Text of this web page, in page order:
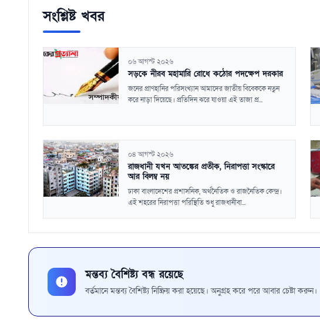
সংশ্লিষ্ট খবর
০৬ আগস্ট ২০২৬
সড়কে নীরব মহামারি রোধে কঠোর পদক্ষেপ দরকার
জনের প্রাণহানির পরিসংখ্যান আমাদের জাতীয় বিবেককে নতুন
করে নাড়া দিয়েছে। প্রতিদিন ঝরে যাওয়া এই তাজা প্র...
০৪ আগস্ট ২০২৬
রাজধানী যখন আতঙ্কের প্রতীক, নিরাপত্তা সংস্কারে
আর বিলম্ব নয়
ঢাকা বাংলাদেশের প্রশাসনিক, অর্থনৈতিক ও রাজনৈতিক কেন্দ্র।
এই শহরের নিরাপত্তা পরিস্থিতি শুধু রাজধানীবা...
মন্তব্য বৈশিষ্ট্য বন্ধ রয়েছে
বর্তমানে মন্তব্য বৈশিষ্ট্য নিষ্ক্রিয় করা হয়েছে। অনুগ্রহ করে পরে আবার চেষ্টা করুন।